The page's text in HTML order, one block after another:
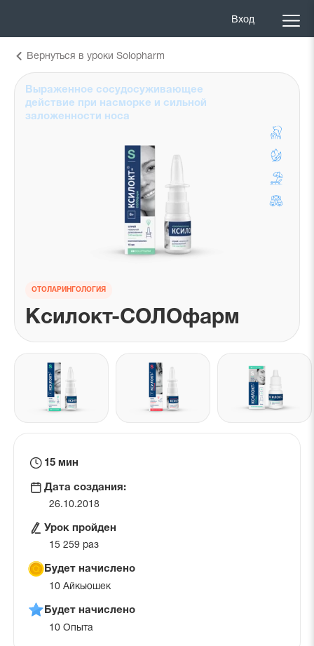
Вход
Вернуться в уроки Solopharm
Выраженное сосудосуживающее
действие при насморке и сильной
заложенности носа
ОТОЛАРИНГОЛОГИЯ
Ксилокт-СОЛОфарм
Галерея
фотографий
препарата
Время
урок
15 мин
Дата создания:
26.10.2018
Урок пройден
15 259 раз
Будет начислено
10 Айкьюшек
Будет начислено
10 Опыта